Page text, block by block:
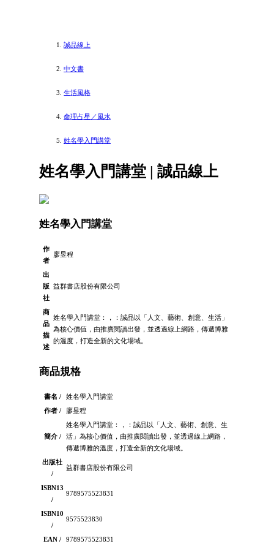
誠品線上
中文書
生活風格
命理占星／風水
姓名學入門講堂
姓名學入門講堂 | 誠品線上
姓名學入門講堂
作
者
廖昱程
出
版
社
益群書店股份有限公司
商
品
描
述
姓名學入門講堂：，：誠品以「人文、藝術、創意、生活」
為核心價值，由推廣閱讀出發，並透過線上網路，傳遞博雅
的溫度，打造全新的文化場域。
商品規格
書名 /
姓名學入門講堂
作者 /
廖昱程
簡介 /
姓名學入門講堂：，：誠品以「人文、藝術、創意、生
活」為核心價值，由推廣閱讀出發，並透過線上網路，
傳遞博雅的溫度，打造全新的文化場域。
出版社
/
益群書店股份有限公司
ISBN13
/
9789575523831
ISBN10
/
9575523830
EAN / 9789575523831